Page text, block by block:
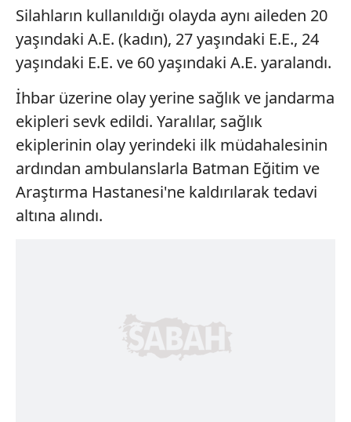
Silahların kullanıldığı olayda aynı aileden 20
yaşındaki A.E. (kadın), 27 yaşındaki E.E., 24
yaşındaki E.E. ve 60 yaşındaki A.E. yaralandı.
İhbar üzerine olay yerine sağlık ve jandarma
ekipleri sevk edildi. Yaralılar, sağlık
ekiplerinin olay yerindeki ilk müdahalesinin
ardından ambulanslarla Batman Eğitim ve
Araştırma Hastanesi'ne kaldırılarak tedavi
altına alındı.